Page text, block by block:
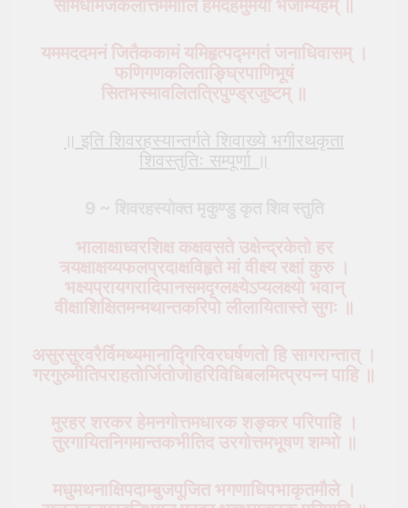
सोमधामजकलोत्तममौलिं हेमदेहमुमया भजाम्यहम् ॥
यममददमनं जितैककामं यमिहृत्पद्मगतं जनाधिवासम् ।
फणिगणकलिताङ्घ्रिपाणिभूषं
सितभस्मावलितत्रिपुण्ड्रजुष्टम् ॥
॥ इति शिवरहस्यान्तर्गते शिवाख्ये भगीरथकृता
शिवस्तुतिः सम्पूर्णा ॥
भालाक्षाध्वरशिक्ष कक्षवसते उक्षेन्द्रकेतो हर
त्र्यक्षाक्षय्यफलप्रदाक्षविहृते मां वीक्ष्य रक्षां कुरु ।
भक्ष्यप्रायगरादिपानसमदृग्लक्ष्येऽप्यलक्ष्यो भवान्
वीक्षाशिक्षितमन्मथान्तकरिपो लीलायितास्ते सुगः ॥
असुरसुरवरैर्विमथ्यमानाद्गिरिवरघर्षणतो हि सागरान्तात् ।
गरगुरुमीतिपराहतोर्जितोजोहरिविधिबलमित्प्रपन्न पाहि ॥
मुरहर शरकर हेमनगोत्तमधारक शङ्कर परिपाहि ।
तुरगायितनिगमान्तकभीतिद उरगोत्तमभूषण शम्भो ॥
मधुमथनाक्षिपदाम्बुजपूजित भगणाधिपभाकृतमौले ।